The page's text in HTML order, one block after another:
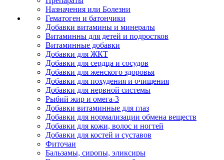
Назначения или Болезни
Гематоген и батончики
Добавки витамины и минералы
Витаминны для детей и подростков
Витаминные добавки
Добавки для ЖКТ
Добавки для сердца и сосудов
Добавки для женского здоровья
Добавки для похудения и очищения
Добавки для нервной системы
Рыбий жир и омега-3
Добавки витаминные для глаз
Добавки для нормализации обмена веществ
Добавки для кожи, волос и ногтей
Добавки для костей и суставов
Фиточаи
Бальзамы, сиропы, эликсиры